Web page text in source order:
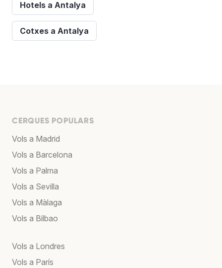
Hotels a Antalya
Cotxes a Antalya
CERQUES POPULARS
Vols a Madrid
Vols a Barcelona
Vols a Palma
Vols a Sevilla
Vols a Màlaga
Vols a Bilbao
Vols a Londres
Vols a París